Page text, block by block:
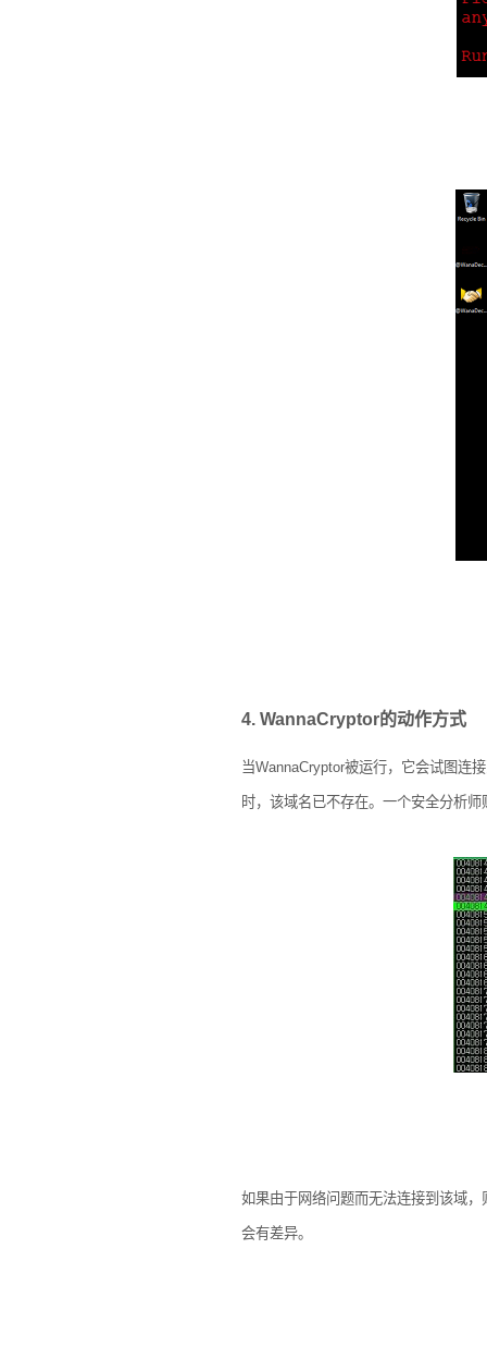
4. WannaCryptor的动作方式
当WannaCryptor被运行，它会试图连
时，该域名已不存在。一个安全分析
如果由于网络问题而无法连接到该域，
会有差异。